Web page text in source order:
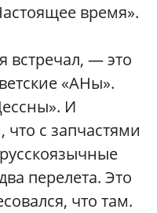
время».
встречал, — это
«АНы».
И
с запчастями
перелета. Это
что там.